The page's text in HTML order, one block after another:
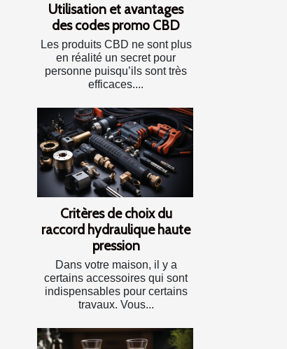
Utilisation et avantages
des codes promo CBD
Les produits CBD ne sont plus
en réalité un secret pour
personne puisqu’ils sont très
efficaces....
Critères de choix du
raccord hydraulique haute
pression
Dans votre maison, il y a
certains accessoires qui sont
indispensables pour certains
travaux. Vous...